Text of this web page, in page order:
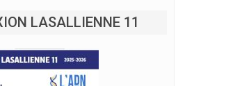
LASALLIENNE 11